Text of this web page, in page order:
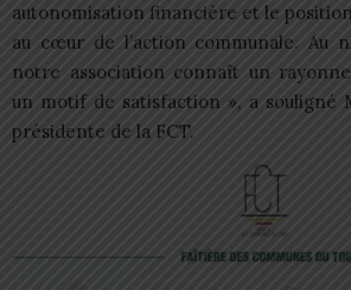
autonomisation financière et le
au cœur de l’action communale. Au
notre association connaît un
un motif de satisfaction », a souligné
présidente de la FCT.